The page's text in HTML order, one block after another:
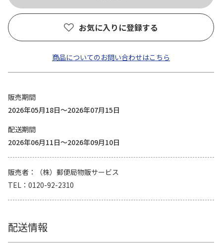
お気に入りに登録する
商品についてのお問い合わせはこちら
販売期間
2026年05月18日～2026年07月15日
配送期間
2026年06月11日～2026年09月10日
販売者
（株）郵便局物販サービス
TEL
0120-92-2310
配送情報